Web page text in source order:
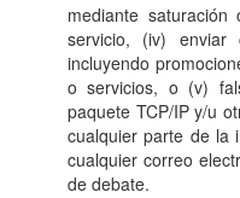
mediante
servicio, (iv) enviar
incluyendo
o servicios, o (v)
paquete TCP/IP y/u
cualquier parte de la
cualquier correo
de debate.